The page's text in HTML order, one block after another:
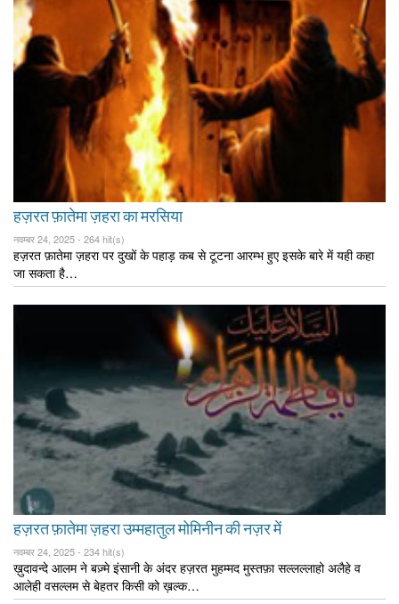
हज़रत फ़ातेमा ज़हरा का मरसिया
नवम्बर 24, 2025 - 264 hit(s)
हज़रत फ़ातेमा ज़हरा पर दुखों के पहाड़ कब से टूटना आरम्भ हुए इसके बारे में यही कहा
जा सकता है…
हज़रत फ़ातेमा ज़हरा उम्महातुल मोमिनीन की नज़र में
नवम्बर 24, 2025 - 234 hit(s)
ख़ुदावन्दे आलम ने बज़्मे इंसानी के अंदर हज़रत मुहम्मद मुस्तफ़ा सल्लल्लाहो अलैहे व
आलेही वसल्लम से बेहतर किसी को ख़ल्क…